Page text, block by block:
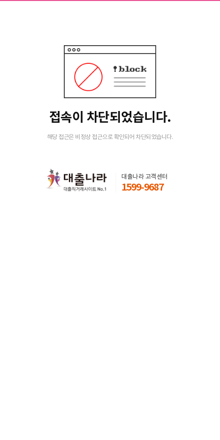
접속이 차단되었습니다.
해당 접근은 비정상 접근으로 확인되어 차단되었습니다.
대출나라 고객센터
1599-9687